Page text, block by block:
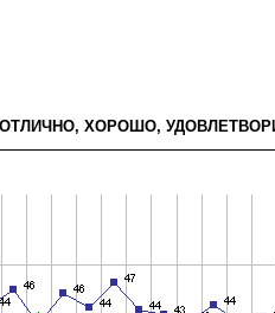
ХОРОШО,